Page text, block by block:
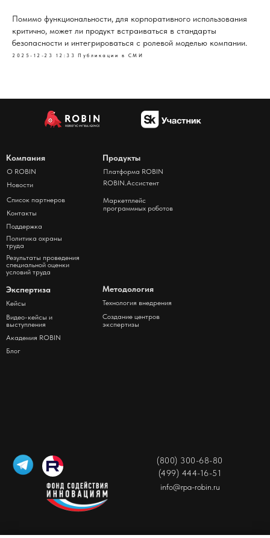
Помимо функциональности, для корпоративного использования
критично, может ли продукт встраиваться в стандарты
безопасности и интегрироваться с ролевой моделью компании.
2025-12-23 12:33 Публикации в СМИ
(800) 300-68-80
(499) 444-16-51
info@rpa-robin.ru
Компания
О ROBIN
Новости
Контакты
Список партнеров
Экспертиза
Кейсы
Видео-кейсы и
выступления
Блог
Академия ROBIN
Методология
Создание центров
экспертизы
Технология внедрения
Продукты
Платформа ROBIN
Поддержка
Маркетплейс
программных роботов
Политика охраны
труда
Результаты проведения
специальной оценки
условий труда
ROBIN.Ассистент